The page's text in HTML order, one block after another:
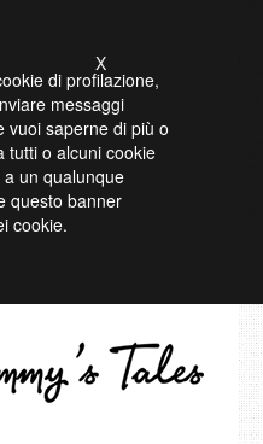
di profilazione,
messaggi
vuoi saperne di più o
tutti o alcuni cookie
un qualunque
questo banner
cookie.
X